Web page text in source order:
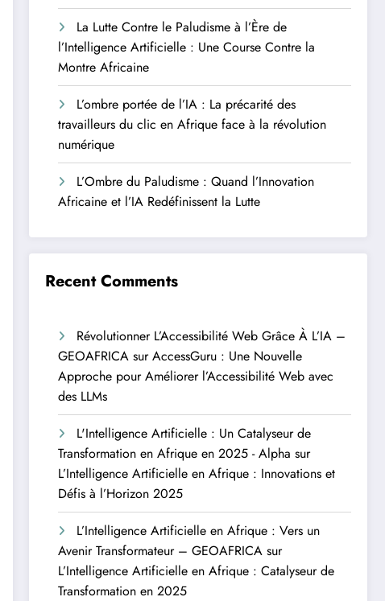
La Lutte Contre le Paludisme à l’Ère de
l’Intelligence Artificielle : Une Course Contre la
Montre Africaine
L’ombre portée de l’IA : La précarité des
travailleurs du clic en Afrique face à la révolution
numérique
L’Ombre du Paludisme : Quand l’Innovation
Africaine et l’IA Redéfinissent la Lutte
Recent Comments
Révolutionner L’Accessibilité Web Grâce À L’IA –
GEOAFRICA surAccessGuru : Une Nouvelle
Approche pour Améliorer l’Accessibilité Web avec
des LLMs
L'Intelligence Artificielle : Un Catalyseur de
Transformation en Afrique en 2025 - Alpha sur
L’Intelligence Artificielle en Afrique : Innovations et
Défis à l’Horizon 2025
L’Intelligence Artificielle en Afrique : Vers un
Avenir Transformateur – GEOAFRICA sur
L’Intelligence Artificielle en Afrique : Catalyseur de
Transformation en 2025